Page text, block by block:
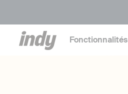
Fonctionnalités